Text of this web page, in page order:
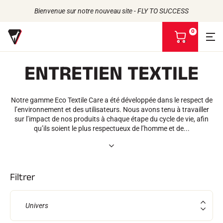
Bienvenue sur notre nouveau site - FLY TO SUCCESS
PRODUITS
UNIVERS
NOS MARQUES
LA MAISON VOLA
Retour
FARTS
Bio-sourcés
Toutes neiges
Racing Wax
Retour
Retour
Retour
L'HISTOIRE
LES ATHLÈTES
L'ENGAGEMENT RSE
VOLA ADVICE
0
V
r
m
n
p
a
n
ENTRETIEN TEXTILE
Notre gamme Eco Textile Care a été développée dans le respect de
l’environnement et des utilisateurs. Nous avons tenu à travailler
sur l’impact de nos produits à chaque étape du cycle de vie, afin
qu’ils soient le plus respectueux de l’homme et de...
Filtrer
Univers